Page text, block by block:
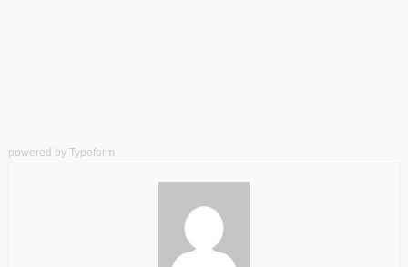
powered by Typeform